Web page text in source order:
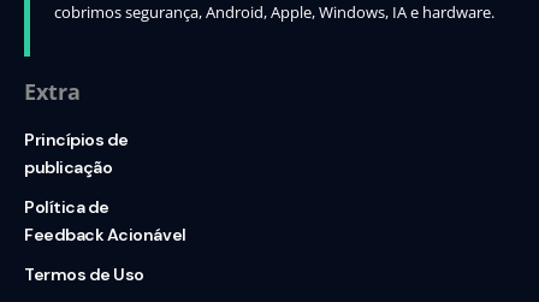
cobrimos segurança, Android, Apple, Windows, IA e hardware.
Extra
Princípios de
publicação
Política de
Feedback Acionável
Termos de Uso